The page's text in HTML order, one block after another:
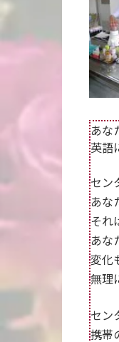
あな
英語
セン
あな
それ
あな
変化
無理
セン
携帯